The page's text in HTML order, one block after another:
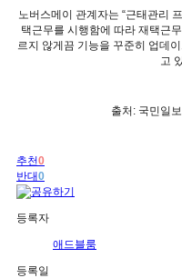
노버스메이 관계자는 “근태관리
택근무를 시행함에 따라 재택근
르지 않게끔 기능을 꾸준히 업데
고
출처 : 국민일보
추천0
반대0
등록자
애드블룸
등록일